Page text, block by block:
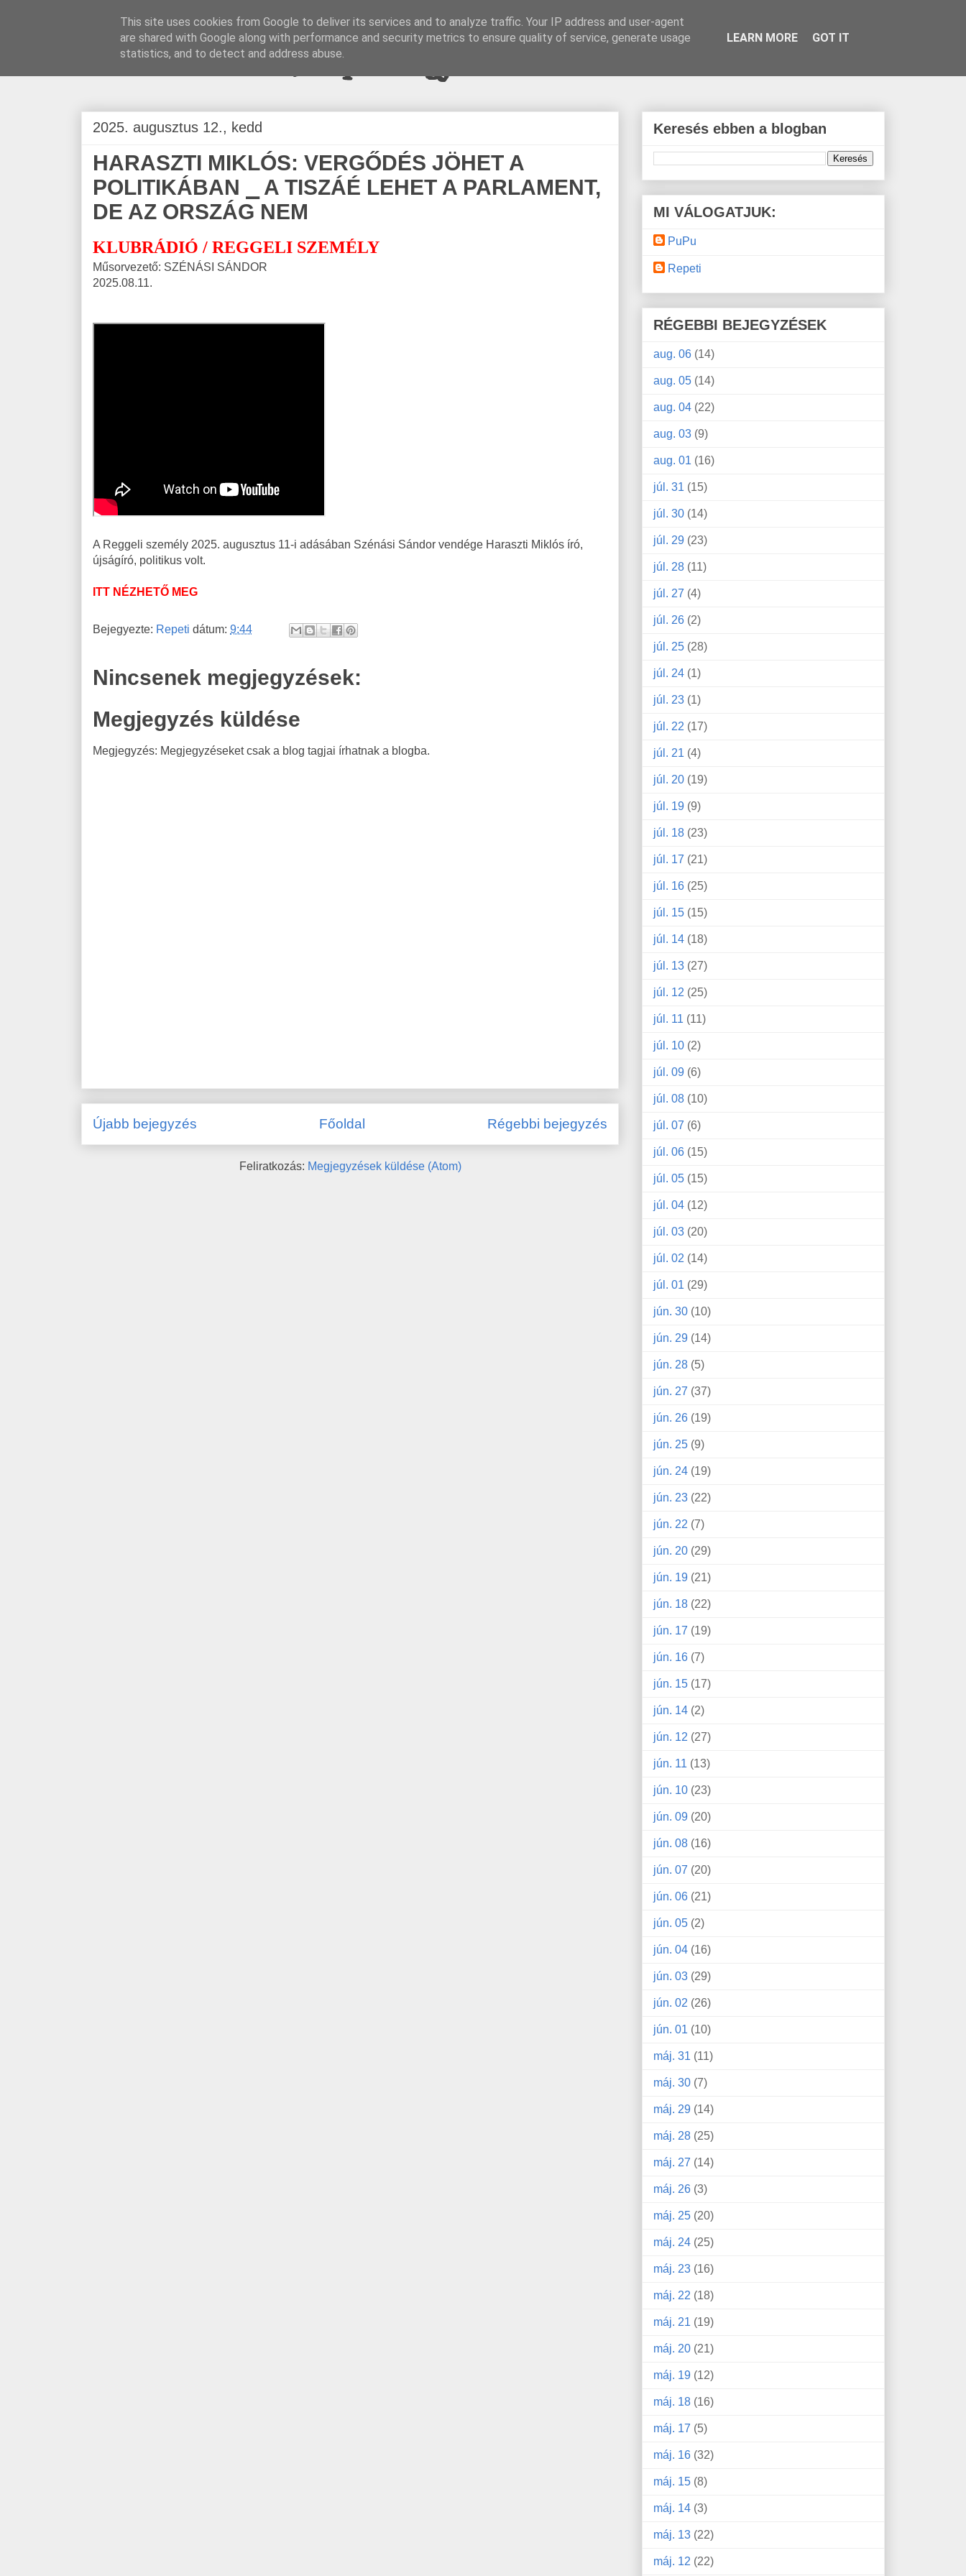
BLOGÁSZAT, napi blogjava
2025. augusztus 12., kedd
HARASZTI MIKLÓS: VERGŐDÉS JÖHET A
POLITIKÁBAN ⎯ A TISZÁÉ LEHET A PARLAMENT,
DE AZ ORSZÁG NEM
KLUBRÁDIÓ / REGGELI SZEMÉLY
Műsorvezető: SZÉNÁSI SÁNDOR
2025.08.11.
A Reggeli személy 2025. augusztus 11-i adásában Szénási Sándor vendége Haraszti Miklós író,
újságíró, politikus volt.
ITT NÉZHETŐ MEG
Bejegyezte: Repeti dátum: 9:44
Nincsenek megjegyzések:
Megjegyzés küldése
Megjegyzés: Megjegyzéseket csak a blog tagjai írhatnak a blogba.
Újabb bejegyzés Régebbi bejegyzés
Főoldal
Feliratkozás: Megjegyzések küldése (Atom)
Keresés ebben a blogban
MI VÁLOGATJUK:
PuPu
Repeti
RÉGEBBI BEJEGYZÉSEK
aug. 06 (14)
aug. 05 (14)
aug. 04 (22)
aug. 03 (9)
aug. 01 (16)
júl. 31 (15)
júl. 30 (14)
júl. 29 (23)
júl. 28 (11)
júl. 27 (4)
júl. 26 (2)
júl. 25 (28)
júl. 24 (1)
júl. 23 (1)
júl. 22 (17)
júl. 21 (4)
júl. 20 (19)
júl. 19 (9)
júl. 18 (23)
júl. 17 (21)
júl. 16 (25)
júl. 15 (15)
júl. 14 (18)
júl. 13 (27)
júl. 12 (25)
júl. 11 (11)
júl. 10 (2)
júl. 09 (6)
júl. 08 (10)
júl. 07 (6)
júl. 06 (15)
júl. 05 (15)
júl. 04 (12)
júl. 03 (20)
júl. 02 (14)
júl. 01 (29)
jún. 30 (10)
jún. 29 (14)
jún. 28 (5)
jún. 27 (37)
jún. 26 (19)
jún. 25 (9)
jún. 24 (19)
jún. 23 (22)
jún. 22 (7)
jún. 20 (29)
jún. 19 (21)
jún. 18 (22)
jún. 17 (19)
jún. 16 (7)
jún. 15 (17)
jún. 14 (2)
jún. 12 (27)
jún. 11 (13)
jún. 10 (23)
jún. 09 (20)
jún. 08 (16)
jún. 07 (20)
jún. 06 (21)
jún. 05 (2)
jún. 04 (16)
jún. 03 (29)
jún. 02 (26)
jún. 01 (10)
máj. 31 (11)
máj. 30 (7)
máj. 29 (14)
máj. 28 (25)
máj. 27 (14)
máj. 26 (3)
máj. 25 (20)
máj. 24 (25)
máj. 23 (16)
máj. 22 (18)
máj. 21 (19)
máj. 20 (21)
máj. 19 (12)
máj. 18 (16)
máj. 17 (5)
máj. 16 (32)
máj. 15 (8)
máj. 14 (3)
máj. 13 (22)
máj. 12 (22)
This site uses cookies from Google to deliver its services and to analyze traffic. Your IP address and user-agent
are shared with Google along with performance and security metrics to ensure quality of service, generate usage
statistics, and to detect and address abuse.
LEARN MORE GOT IT